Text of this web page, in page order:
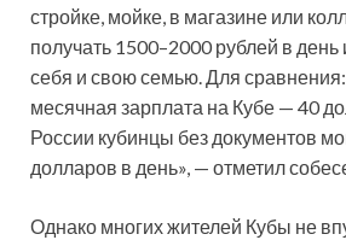
стройке, мойке, в магазине или
получать 1500–2000 рублей в день
себя и свою семью. Для
месячная зарплата на Кубе — 40
России кубинцы без документов
долларов в день», — отметил
Однако многих жителей Кубы не